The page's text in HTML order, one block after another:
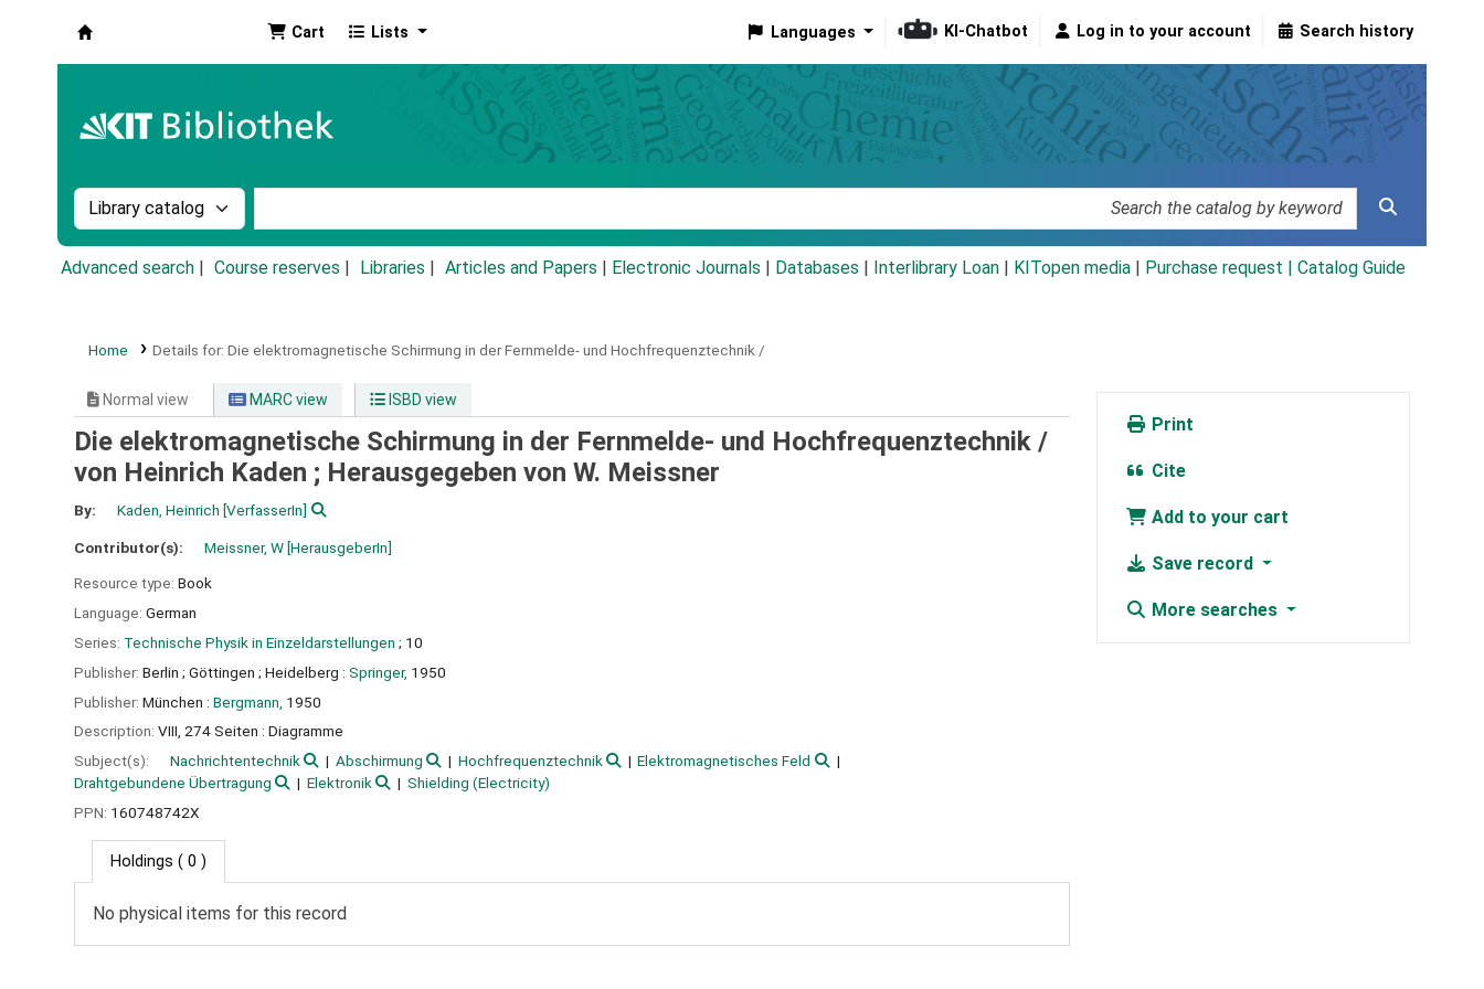
Cart Lists Languages KI-Chatbot Log in to your account Search history
Search the catalog by:
Advanced search Course reserves Libraries Articles and Papers Electronic Journals Databases Interlibrary Loan KITopen media Purchase request | Catalog Guide
Home Details for: Die elektromagnetische Schirmung in der Fernmelde- und Hochfrequenztechnik /
Normal view MARC view ISBD view
Die elektromagnetische Schirmung in der Fernmelde- und Hochfrequenztechnik /
von Heinrich Kaden ; Herausgegeben von W. Meissner
By: Kaden, Heinrich [VerfasserIn]
Contributor(s): Meissner, W[HerausgeberIn]
Resource type: Book
Language: German
Series: Technische Physik in Einzeldarstellungen ; 10
Publisher: Berlin ; Göttingen ; Heidelberg : Springer, 1950
Publisher: München : Bergmann, 1950
Description: VIII, 274 Seiten : Diagramme
Subject(s):
Nachrichtentechnik Abschirmung Hochfrequenztechnik
Elektromagnetisches Feld
Drahtgebundene Übertragung
Elektronik
Shielding (Electricity)
PPN: 160748742X
Holdings ( 0 )
No physical items for this record
Print
Cite
Add to your cart
Save record
More searches